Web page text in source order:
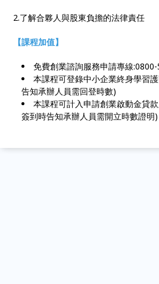
2.了解合夥人與股東負擔的法律責任
【課程加值】
免費創業諮詢服務申請專線
本課程可登錄中小企業終身學習
告知承辦人員需回登時數)
本課程可計入申請創業啟動金貸
簽到時告知承辦人員需開立時數證明)